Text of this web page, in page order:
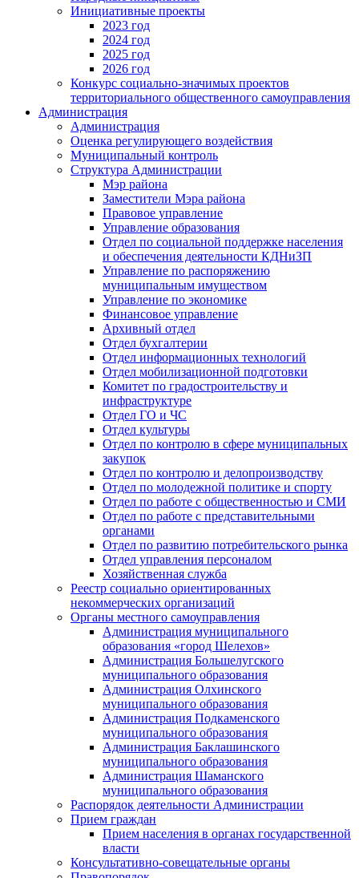
Инициативные проекты
2023 год
2024 год
2025 год
2026 год
Конкурс социально-значимых проектов
территориального общественного самоуправления
Администрация
Администрация
Оценка регулирующего воздействия
Муниципальный контроль
Структура Администрации
Мэр района
Заместители Мэра района
Правовое управление
Управление образования
Отдел по социальной поддержке населения
и обеспечения деятельности КДНиЗП
Управление по распоряжению
муниципальным имуществом
Управление по экономике
Финансовое управление
Архивный отдел
Отдел бухгалтерии
Отдел информационных технологий
Отдел мобилизационной подготовки
Комитет по градостроительству и
инфраструктуре
Отдел ГО и ЧС
Отдел культуры
Отдел по контролю в сфере муниципальных
закупок
Отдел по контролю и делопроизводству
Отдел по молодежной политике и спорту
Отдел по работе с общественностью и СМИ
Отдел по работе с представительными
органами
Отдел по развитию потребительского рынка
Отдел управления персоналом
Хозяйственная служба
Реестр социально ориентированных
некоммерческих организаций
Органы местного самоуправления
Администрация муниципального
образования «город Шелехов»
Администрация Большелугского
муниципального образования
Администрация Олхинского
муниципального образования
Администрация Подкаменского
муниципального образования
Администрация Баклашинского
муниципального образования
Администрация Шаманского
муниципального образования
Распорядок деятельности Администрации
Прием граждан
Прием населения в органах государственной
власти
Консультативно-совещательные органы